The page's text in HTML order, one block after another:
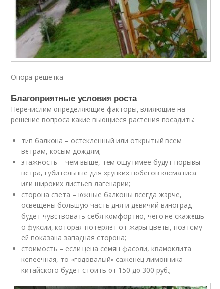
Опора-решетка
Благоприятные условия роста
Перечислим определяющие факторы, влияющие на
решение вопроса какие вьющиеся растения посадить:
тип балкона – остекленный или открытый всем
ветрам, косым дождям;
этажность – чем выше, тем ощутимее будут порывы
ветра, губительные для хрупких побегов клематиса
или широких листьев лагенарии;
сторона света – южные балконы всегда жарче,
освещены большую часть дня и девичий виноград
будет чувствовать себя комфортно, чего не скажешь
о фуксии, которая потеряет от жары цветы, поэтому
ей показана западная сторона;
стоимость – если цена семян фасоли, квамоклита
копеечная, то «годовалый» саженец лимонника
китайского будет стоить от 150 до 300 руб.;